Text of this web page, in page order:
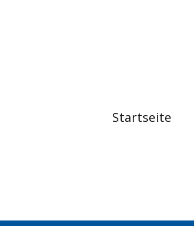
Startseite